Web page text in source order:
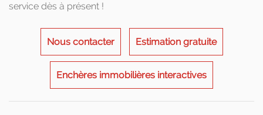
service dès à présent !
Nous contacter Estimation gratuite
Enchères immobilières interactives